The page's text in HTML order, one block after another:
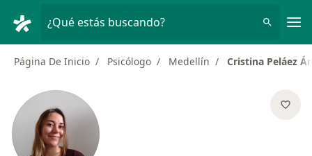
¿Qué estás buscando?
Página De Inicio Psicólogo Medellín Cristina Peláez